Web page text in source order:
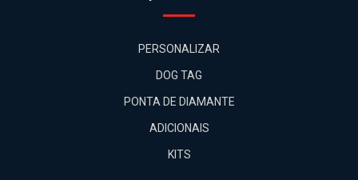
PERSONALIZAR
DOG TAG
PONTA DE DIAMANTE
ADICIONAIS
KITS